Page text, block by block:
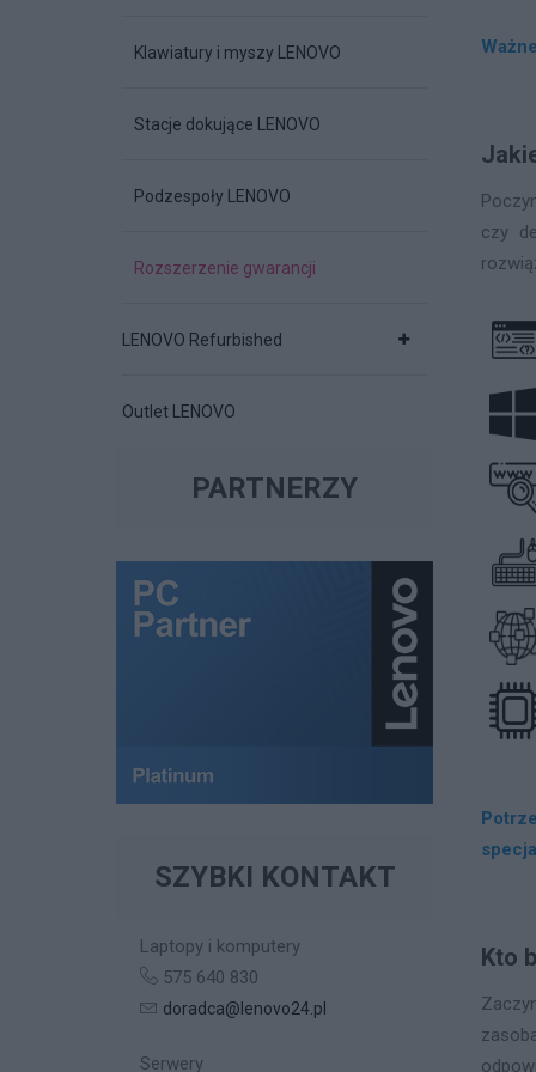
Klawiatury i myszy LENOVO
Stacje dokujące LENOVO
Podzespoły LENOVO
Rozszerzenie gwarancji
LENOVO Refurbished
Outlet LENOVO
PARTNERZY
SZYBKI KONTAKT
Laptopy i komputery
575 640 830
doradca@lenovo24.pl
Serwery
czy
Kto